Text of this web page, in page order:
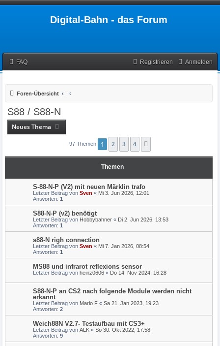
Digital-Bahn - das Forum
FAQ Anmelden
Registrieren
Foren-Übersicht
S88 / S88-N
Neues Thema
97 Themen 1 2 3 4
Themen
S-88-N-P (V2) mit neuen Märklin trafo
Letzter Beitrag von Sven « Mi 3. Jun 2026, 12:01
Antworten: 1
S88-N-P (v2) benötigt
Letzter Beitrag von Hobbybahner « Di 2. Jun 2026, 13:53
Antworten: 1
s88-N righ connection
Letzter Beitrag von Sven « Mi 7. Jan 2026, 08:54
Antworten: 1
MS88 und infrarot reflexions sensor
Letzter Beitrag von heinz0606 « Do 14. Nov 2024, 16:28
S88-N-P an CS2 nach folgende Module werden nicht
erkannt
Letzter Beitrag von Mario F « Sa 21. Jan 2023, 19:23
Antworten: 2
Weich88N V2.7- Testaufbau mit CS3+
Letzter Beitrag von ALK « So 30. Okt 2022, 17:58
Antworten: 9